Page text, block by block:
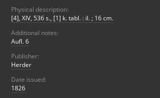
Physical description:
[4], XIV, 536 s., [1] k. tabl. : il. ; 16 cm.
Additional notes:
Aufl. 6
Publisher:
Herder
Date issued:
1826